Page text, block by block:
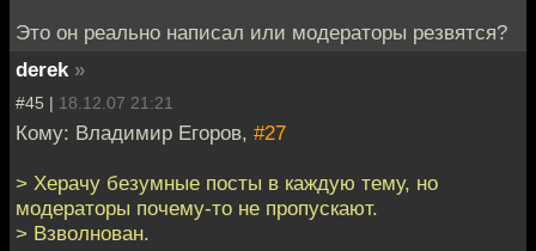
Это он реально написал или модераторы резвятся?
derek »
#45 | 18.12.07 21:21
Кому: Владимир Егоров, #27
> Херачу безумные посты в каждую тему, но
модераторы почему-то не пропускают.
> Взволнован.